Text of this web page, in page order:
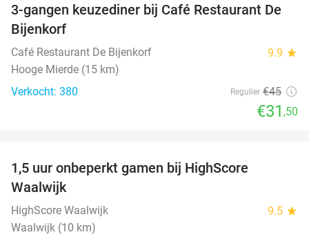
30%
3-gangen keuzediner bij Café Restaurant De
Bijenkorf
Café Restaurant De Bijenkorf 9.9 star
Hooge Mierde (15 km)
Verkocht: 380
Regulier €45
€31 ,50
1,5 uur onbeperkt gamen bij HighScore
Waalwijk
HighScore Waalwijk 9.5 star
Waalwijk (10 km)